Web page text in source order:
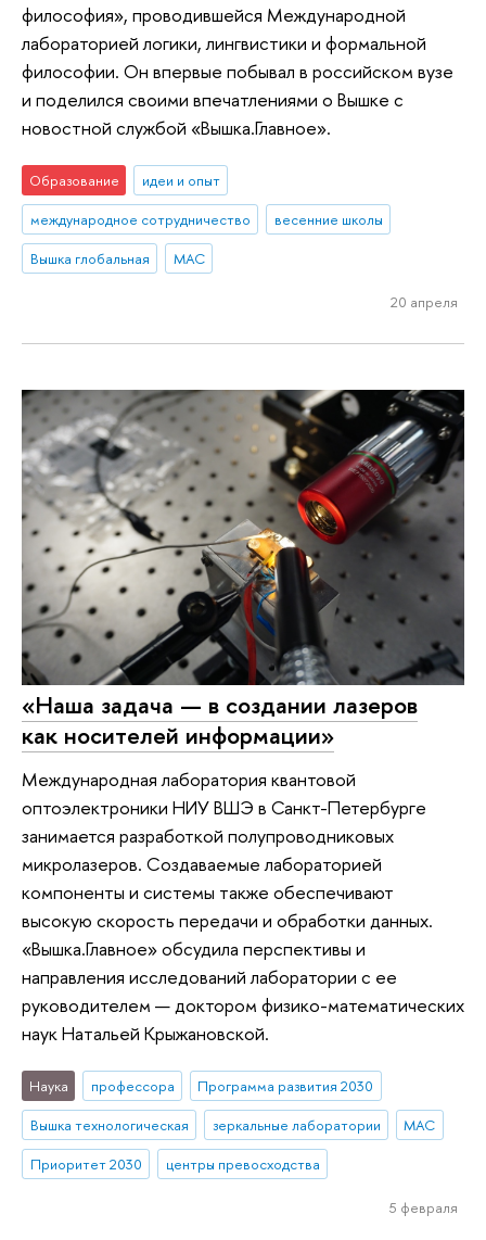
философия», проводившейся Международной
лабораторией логики, лингвистики и формальной
философии. Он впервые побывал в российском вузе
и поделился своими впечатлениями о Вышке с
новостной службой «Вышка.Главное».
Образование
идеи и опыт
международное сотрудничество
весенние школы
Вышка глобальная
МАС
20 апреля
«Наша задача — в создании лазеров
как носителей информации»
Международная лаборатория квантовой
оптоэлектроники НИУ ВШЭ в Санкт-Петербурге
занимается разработкой полупроводниковых
микролазеров. Создаваемые лабораторией
компоненты и системы также обеспечивают
высокую скорость передачи и обработки данных.
«Вышка.Главное» обсудила перспективы и
направления исследований лаборатории с ее
руководителем — доктором физико-математических
наук Натальей Крыжановской.
Наука профессора
Программа развития 2030
Вышка технологическая
зеркальные лаборатории
МАС
Приоритет 2030
центры превосходства
5 февраля